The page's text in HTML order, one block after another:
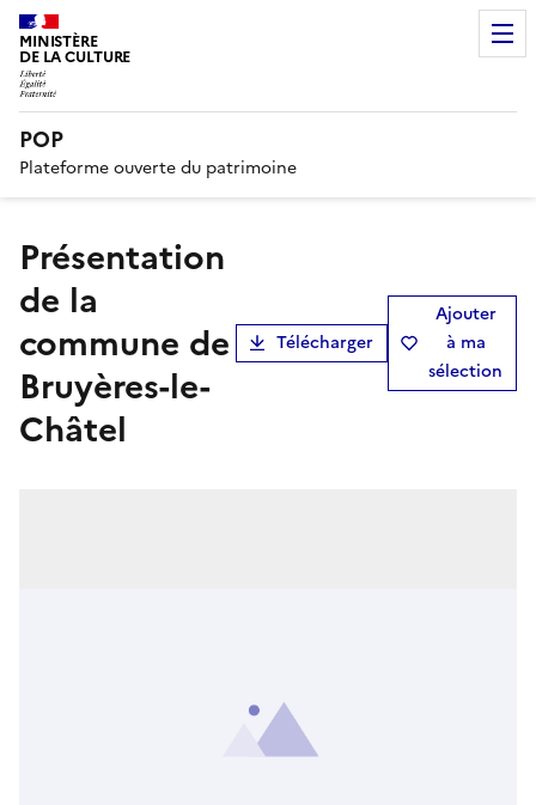
MINISTÈRE
DE LA CULTURE
POP
Plateforme ouverte du patrimoine
présentation
de la
commune de
Bruyères-le-
Châtel
Télécharger
Ajouter
à ma
sélection